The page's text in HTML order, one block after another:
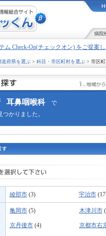
病院
ム Check-On(チェックオン) をご提案
道府県を選ぶ> 科目・市区町村を選ぶ> 市区町
耳鼻咽喉科で
かりました。
綾部市(3) 宇治市
亀岡市(5) 木津川市
京丹後市(4) 京都市右